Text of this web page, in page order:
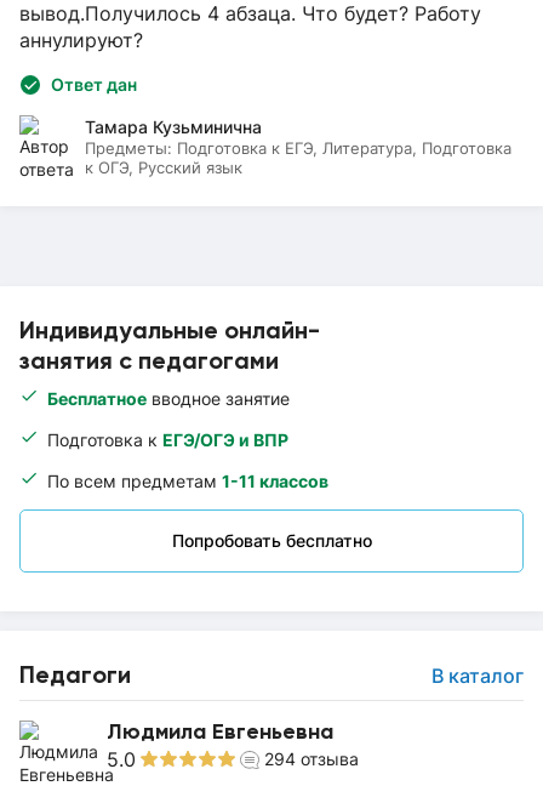
Индивидуальные онлайн-
занятия с педагогами
Бесплатное вводное занятие
Подготовка к ЕГЭ/ОГЭ и ВПР
По всем предметам 1-11 классов
Попробовать бесплатно
Педагоги В каталог
Людмила Евгеньевна
5.0 294 отзыва
вывод.Получилось 4 абзаца. Что будет? Работу
аннулируют?
Ответ дан
Тамара Кузьминична
Предметы: Подготовка к ЕГЭ, Литература, Подготовка
к ОГЭ, Русский язык